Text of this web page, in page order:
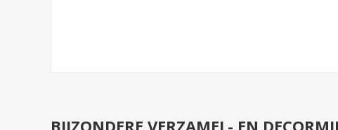
BIJZONDERE VERZAMEL- EN